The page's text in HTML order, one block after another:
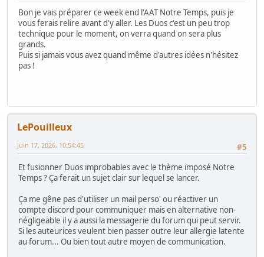
Bon je vais préparer ce week end l'AAT Notre Temps, puis je
vous ferais relire avant d'y aller. Les Duos c'est un peu trop
technique pour le moment, on verra quand on sera plus
grands.
Puis si jamais vous avez quand même d'autres idées n'hésitez
pas !
LePouilleux
#5
Juin 17, 2026, 10:54:45
Et fusionner Duos improbables avec le thème imposé Notre
Temps ? Ça ferait un sujet clair sur lequel se lancer.
Ça me gêne pas d'utiliser un mail perso' ou réactiver un
compte discord pour communiquer mais en alternative non-
négligeable il y a aussi la messagerie du forum qui peut servir.
Si les auteurices veulent bien passer outre leur allergie latente
au forum... Ou bien tout autre moyen de communication.